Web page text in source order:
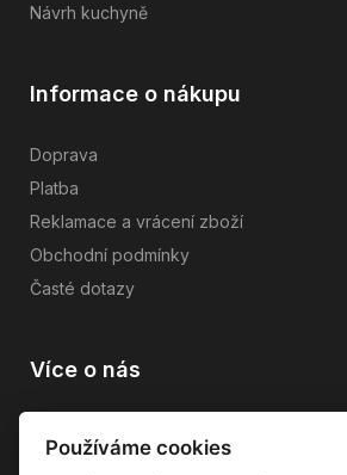
Návrh kuchyně
Informace o nákupu
Doprava
Platba
Reklamace a vrácení zboží
Obchodní podmínky
Časté dotazy
Více o nás
Používáme cookies